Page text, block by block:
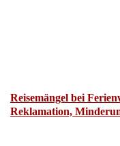
Reisemängel bei
Reklamation,